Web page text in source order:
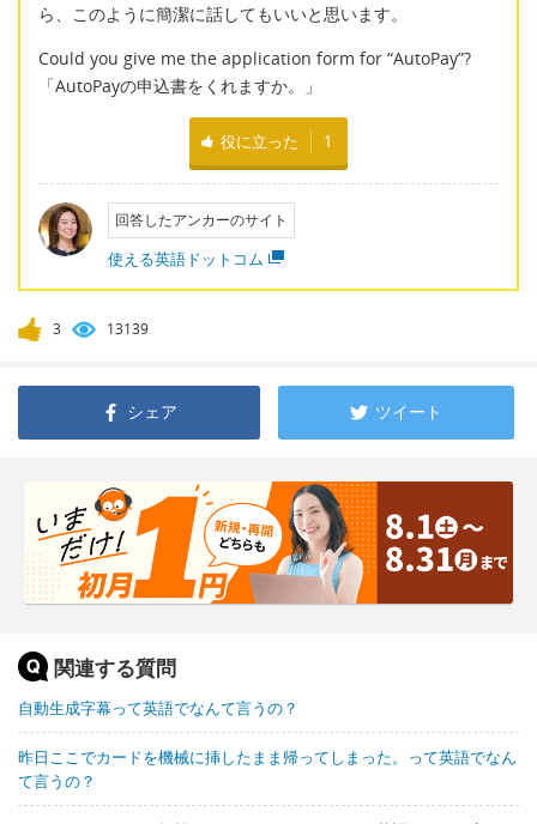
ら、このように簡潔に話してもいいと思います。
Could you give me the application form for “AutoPay”?
「AutoPayの申込書をくれますか。」
役に立った 1
回答したアンカーのサイト
使える英語ドットコム
3 13139
シェア ツイート
関連する質問
自動生成字幕って英語でなんて言うの？
昨日ここでカードを機械に挿したまま帰ってしまった。って英語でなん
て言うの？